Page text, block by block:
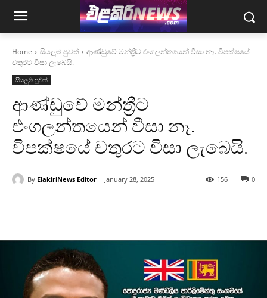
Home සියලුම පුවත්
ආණ්ඩුවේ මන්ත්‍රීට එංගලන්තයෙන් වීසා නෑ. විපක්ෂයේ
චතුරට විසා ලැබෙයි.
සියලුම පුවත්
ආණ්ඩුවේ මන්ත්‍රීට
එංගලන්තයෙන් වීසා නෑ.
විපක්ෂයේ චතුරට විසා ලැබෙයි.
By ElakiriNews Editor January 28, 2025 0
156